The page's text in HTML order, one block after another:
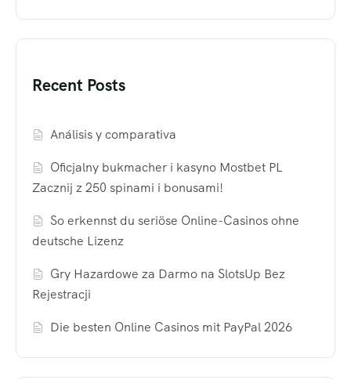
Recent Posts
Análisis y comparativa
Oficjalny bukmacher i kasyno Mostbet PL
Zacznij z 250 spinami i bonusami!
So erkennst du seriöse Online-Casinos ohne
deutsche Lizenz
Gry Hazardowe za Darmo na SlotsUp Bez
Rejestracji
Die besten Online Casinos mit PayPal 2026